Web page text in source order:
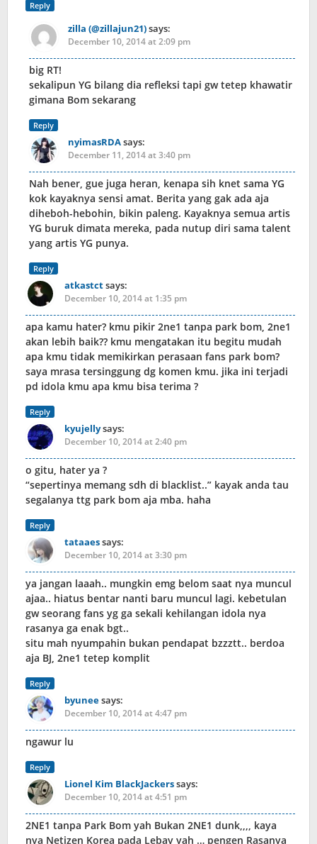
Reply
zilla (@zillajun21)says:
December 10, 2014 at 2:09 pm
big RT!
sekalipun YG bilang dia refleksi tapi gw tetep khawatir
gimana Bom sekarang
Reply
nyimasRDAsays:
December 11, 2014 at 3:40 pm
Nah bener, gue juga heran, kenapa sih knet sama YG
kok kayaknya sensi amat. Berita yang gak ada aja
diheboh-hebohin, bikin paleng. Kayaknya semua artis
YG buruk dimata mereka, pada nutup diri sama talent
yang artis YG punya.
Reply
atkastctsays:
December 10, 2014 at 1:35 pm
apa kamu hater? kmu pikir 2ne1 tanpa park bom, 2ne1
akan lebih baik?? kmu mengatakan itu begitu mudah
apa kmu tidak memikirkan perasaan fans park bom?
saya mrasa tersinggung dg komen kmu. jika ini terjadi
pd idola kmu apa kmu bisa terima ?
Reply
kyujellysays:
December 10, 2014 at 2:40 pm
o gitu, hater ya ?
“sepertinya memang sdh di blacklist..” kayak anda tau
segalanya ttg park bom aja mba. haha
Reply
tataaessays:
December 10, 2014 at 3:30 pm
ya jangan laaah.. mungkin emg belom saat nya muncul
ajaa.. hiatus bentar nanti baru muncul lagi. kebetulan
gw seorang fans yg ga sekali kehilangan idola nya
rasanya ga enak bgt..
situ mah nyumpahin bukan pendapat bzzztt.. berdoa
aja BJ, 2ne1 tetep komplit
Reply
byuneesays:
December 10, 2014 at 4:47 pm
ngawur lu
Reply
Lionel Kim BlackJackerssays:
December 10, 2014 at 4:51 pm
2NE1 tanpa Park Bom yah Bukan 2NE1 dunk,,,, kaya
nya Netizen Korea pada Lebay yah … pengen Rasanya